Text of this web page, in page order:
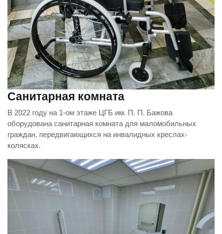
Санитарная комната
В 2022 году на 1-ом этаже ЦГБ им. П. П. Бажова
оборудована санитарная комната для маломобильных
граждан, передвигающихся на инвалидных креслах-
колясках.